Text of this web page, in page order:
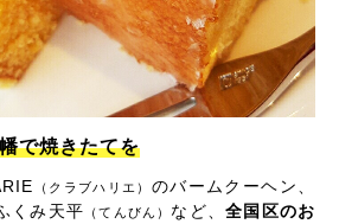
で焼きたてを
（クラブハリエ） のバームクーヘン、
くみ天平 （てんびん） など、全国区のお